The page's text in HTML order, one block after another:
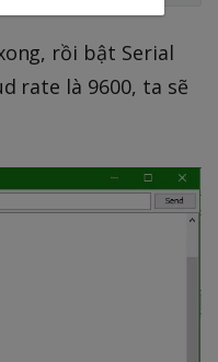
rồi bật Serial
rate là 9600, ta sẽ